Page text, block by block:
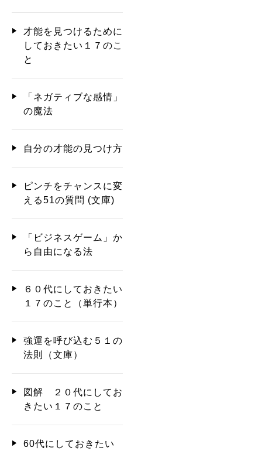
才能を見つけるために
しておきたい１７のこ
と
「ネガティブな感情」
の魔法
自分の才能の見つけ方
ピンチをチャンスに変
える51の質問 (文庫)
「ビジネスゲーム」か
ら自由になる法
６０代にしておきたい
１７のこと（単行本）
強運を呼び込む５１の
法則（文庫）
図解 ２０代にしてお
きたい１７のこと
60代にしておきたい